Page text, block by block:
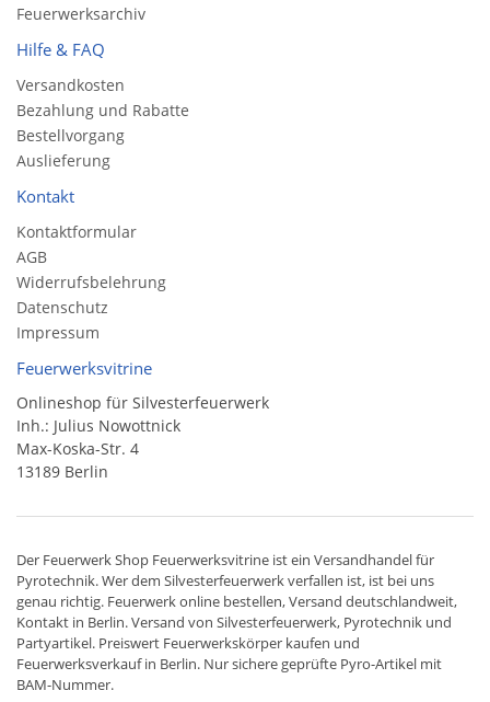
Feuerwerksarchiv
Hilfe & FAQ
Versandkosten
Bezahlung und Rabatte
Bestellvorgang
Auslieferung
Kontakt
Kontaktformular
AGB
Widerrufsbelehrung
Datenschutz
Impressum
Feuerwerksvitrine
Onlineshop für Silvesterfeuerwerk
Inh.: Julius Nowottnick
Max-Koska-Str. 4
13189 Berlin
Der Feuerwerk Shop Feuerwerksvitrine ist ein Versandhandelfür
Pyrotechnik. Wer dem Silvesterfeuerwerk verfallen ist, ist bei uns
genau richtig. Feuerwerk online bestellen,Versand deutschlandweit,
Kontakt in Berlin. Versand von Silvesterfeuerwerk, Pyrotechnik und
Partyartikel. Preiswert Feuerwerkskörper kaufen und
Feuerwerksverkauf in Berlin. Nur sichere geprüfte Pyro-Artikel mit
BAM-Nummer.